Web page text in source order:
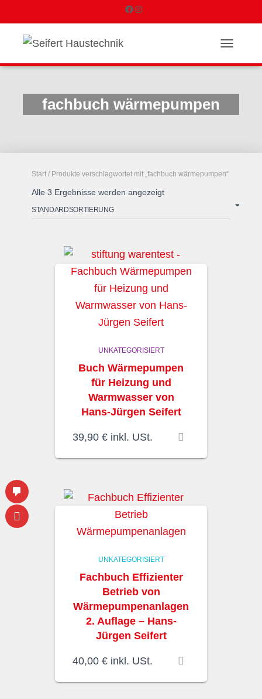
c
b
o
k
s
a
r
a
m
fachbuch wärmepumpen
Start / Produkte verschlagwortet mit „fachbuch wärmepumpen“
Alle 3 Ergebnisse werden angezeigt
UNKATEGORISIERT
Buch Wärmepumpen
für Heizung und
Warmwasser von
Hans-Jürgen Seifert
39,90 € inkl. USt.
UNKATEGORISIERT
Fachbuch Effizienter
Betrieb von
Wärmepumpenanlagen
2. Auflage – Hans-
Jürgen Seifert
40,00 € inkl. USt.